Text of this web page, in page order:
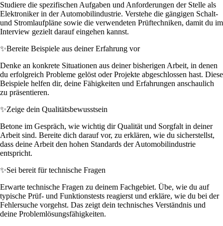
Studiere die spezifischen Aufgaben und Anforderungen der Stelle als
Elektroniker in der Automobilindustrie. Verstehe die gängigen Schalt-
und Stromlaufpläne sowie die verwendeten Prüftechniken, damit du im
Interview gezielt darauf eingehen kannst.
✨Bereite Beispiele aus deiner Erfahrung vor
Denke an konkrete Situationen aus deiner bisherigen Arbeit, in denen
du erfolgreich Probleme gelöst oder Projekte abgeschlossen hast. Diese
Beispiele helfen dir, deine Fähigkeiten und Erfahrungen anschaulich
zu präsentieren.
✨Zeige dein Qualitätsbewusstsein
Betone im Gespräch, wie wichtig dir Qualität und Sorgfalt in deiner
Arbeit sind. Bereite dich darauf vor, zu erklären, wie du sicherstellst,
dass deine Arbeit den hohen Standards der Automobilindustrie
entspricht.
✨Sei bereit für technische Fragen
Erwarte technische Fragen zu deinem Fachgebiet. Übe, wie du auf
typische Prüf- und Funktionstests reagierst und erkläre, wie du bei der
Fehlersuche vorgehst. Das zeigt dein technisches Verständnis und
deine Problemlösungsfähigkeiten.